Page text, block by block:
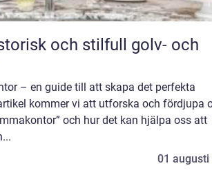
och stilfull golv- och
– en guide till att skapa det perfekta
kommer vi att utforska och fördjupa
och hur det kan hjälpa oss att
01 augusti